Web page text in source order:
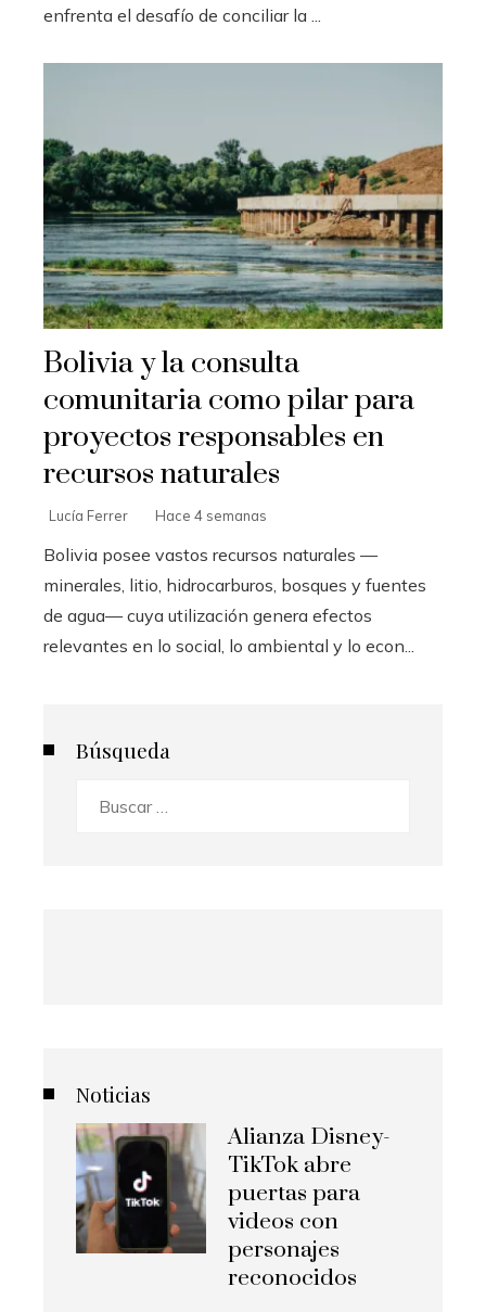
enfrenta el desafío de conciliar la ...
Bolivia y la consulta
comunitaria como pilar para
proyectos responsables en
recursos naturales
Lucía Ferrer Hace 4 semanas
Bolivia posee vastos recursos naturales —
minerales, litio, hidrocarburos, bosques y fuentes
de agua— cuya utilización genera efectos
relevantes en lo social, lo ambiental y lo econ...
Búsqueda
Noticias
Alianza Disney-
TikTok abre
puertas para
videos con
personajes
reconocidos